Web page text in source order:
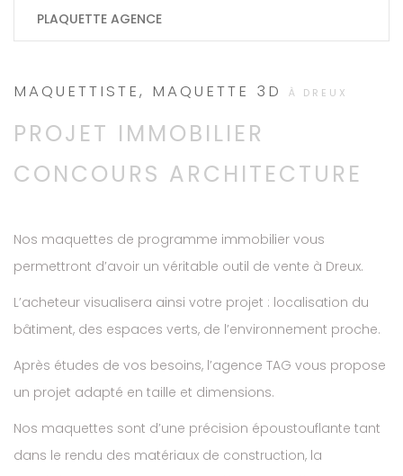
PLAQUETTE AGENCE
MAQUETTISTE, MAQUETTE 3D À DREUX
PROJET IMMOBILIER
CONCOURS ARCHITECTURE
Nos maquettes de programme immobilier vous
permettront d’avoir un véritable outil de vente à Dreux.
L’acheteur visualisera ainsi votre projet : localisation du
bâtiment, des espaces verts, de l’environnement proche.
Après études de vos besoins, l’agence TAG vous propose
un projet adapté en taille et dimensions.
Nos maquettes sont d’une précision époustouflante tant
dans le rendu des matériaux de construction, la